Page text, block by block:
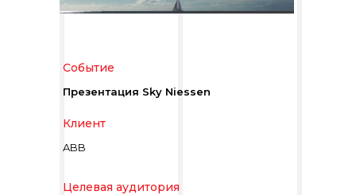
Целевая аудитория
Презентация Sky Niessen
Событие
ABB
Клиент